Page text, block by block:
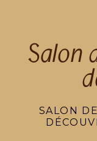
Salon
SALON